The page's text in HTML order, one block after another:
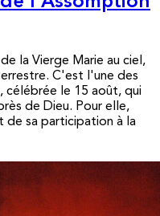
la Vierge Marie au ciel,
C'est l'une des
célébrée le 15 août, qui
de Dieu. Pour elle,
de sa participation à la